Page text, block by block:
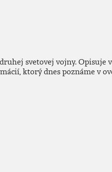
svetovej vojny.
ktorý dnes poznáme v